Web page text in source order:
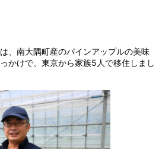
、南大隅町産のパインアップルの美味
かけで、東京から家族5人で移住しまし